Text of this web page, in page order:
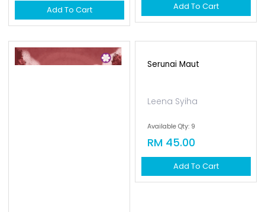
Add To Cart Add To Cart
Serunai Maut
Leena Syiha
Available Qty: 9
RM 45.00
Add To Cart